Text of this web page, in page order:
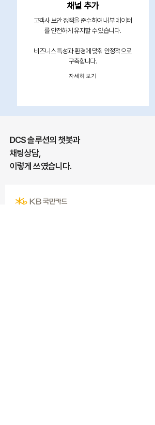
채널 추가
고객사 보안 정책을 준수하여 내부 데이터
를 안전하게 유지할 수 있습니다.
비즈니스 특성과 환경에 맞춰 안정적으로
구축합니다.
자세히 보기
DCS 솔루션의 챗봇과
채팅상담,
​이렇게 쓰였습니다.